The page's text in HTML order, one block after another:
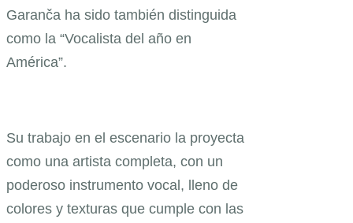
Garanča ha sido también distinguida
como la “Vocalista del año en
América”.
Su trabajo en el escenario la proyecta
como una artista completa, con un
poderoso instrumento vocal, lleno de
colores y texturas que cumple con las